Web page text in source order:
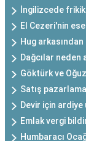
İngilizcede
El Cezeri'nin
Hug
Dağcılar neden
Göktürk ve
Satış
Devir için
Emlak vergi
Humbaracı